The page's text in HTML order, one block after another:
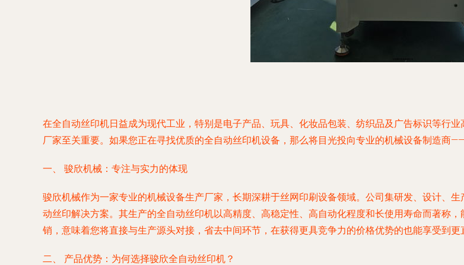
在全自动丝印机日益成为现代工业，特别是电子产品、玩具、化妆品包装、纺织品及广告标识等行
厂家至关重要。如果您正在寻找优质的全自动丝印机设备，那么将目光投向专业的机械设备制造商
一、 骏欣机械：专注与实力的体现
骏欣机械作为一家专业的机械设备生产厂家，长期深耕于丝网印刷设备领域。公司集研发、设计、
动丝印解决方案。其生产的全自动丝印机以高精度、高稳定性、高自动化程度和长使用寿命而著称
销，意味着您将直接与生产源头对接，省去中间环节，在获得更具竞争力的价格优势的也能享受到更
二、 产品优势：为何选择骏欣全自动丝印机？